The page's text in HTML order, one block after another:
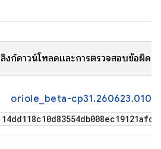
ลิงก์ดาวน์โหลดและการตรวจสอบข้อผิดพ
oriole_beta-